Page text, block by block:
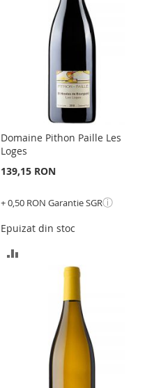
Domaine Pithon Paille Les
Loges
139,15 RON
+ 0,50 RON Garantie SGRⓘ
Epuizat din stoc
COMPARARE